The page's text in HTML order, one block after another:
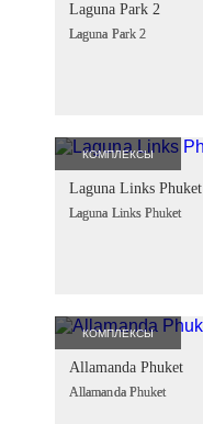
Laguna Park 2
Laguna Park 2
КОМПЛЕКСЫ
Laguna Links Phuket
Laguna Links Phuket
КОМПЛЕКСЫ
Allamanda Phuket
Allamanda Phuket